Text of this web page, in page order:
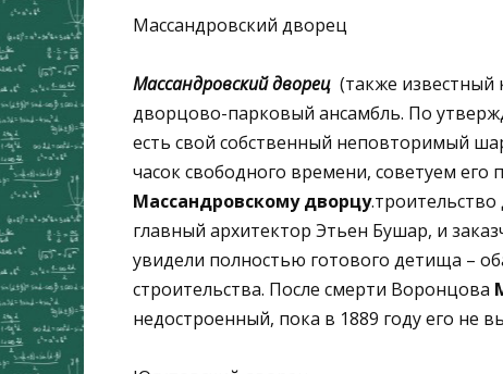
Массандровский дворец
Массандровский дворец (также известный
дворцово-парковый ансамбль. По
есть свой собственный неповторимый
часок свободного времени, советуем
Массандровскому дворцу
главный архитектор Этьен Бушар, и
увидели полностью готового детища –
строительства. После смерти Воронцова
недостроенный, пока в 1889 году его не